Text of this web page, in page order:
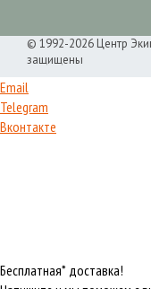
© 1992-2026 Центр
защищены
Email
Telegram
Вконтакте
Бесплатная* доставка!